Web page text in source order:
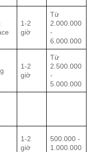
1-2
giờ
Từ
2.000.000
-
6.000.000
1-2
giờ
Từ
2.500.000
-
5.000.000
1-2
giờ
500.000 -
1.000.000